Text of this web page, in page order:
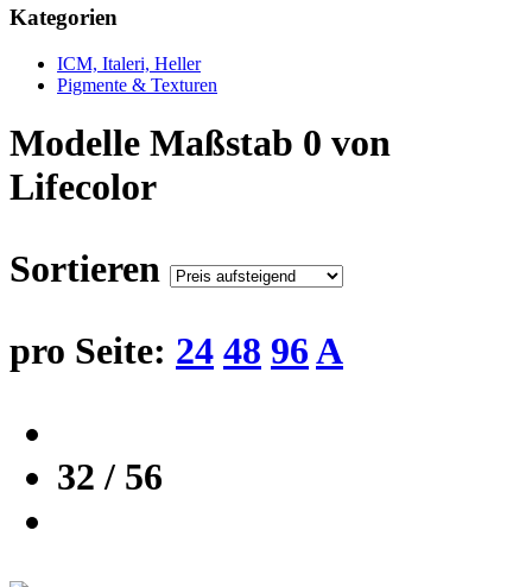
Kategorien
ICM, Italeri, Heller
Pigmente & Texturen
Modelle Maßstab 0 von
Lifecolor
Sortieren
pro Seite: 24 48 96A
32 / 56